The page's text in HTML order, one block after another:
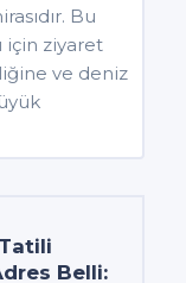
Bu
için ziyaret
ve deniz
Belli: